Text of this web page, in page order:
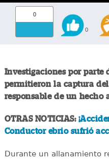
0
0
Investigaciones por parte
permitieron la captura
responsable de un hecho
OTRAS NOTICIAS:
Conductor ebrio sufrió
Durante un allanamiento